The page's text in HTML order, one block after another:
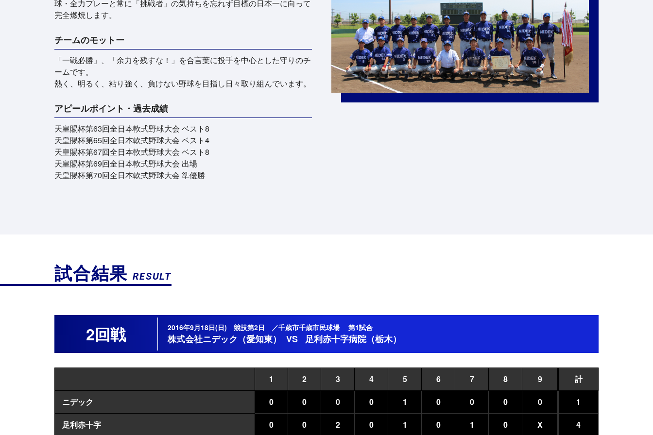
球・全力プレーと常に「挑戦者」の気持ちを忘れず目標の日本一に向って
完全燃焼します。
チームのモットー
「一戦必勝」、「余力を残すな！」を合言葉に投手を中心とした守りのチ
ームです。
熱く、明るく、粘り強く、負けない野球を目指し日々取り組んでいます。
アピールポイント・過去成績
天皇賜杯第63回全日本軟式野球大会 ベスト8
天皇賜杯第65回全日本軟式野球大会 ベスト4
天皇賜杯第67回全日本軟式野球大会 ベスト8
天皇賜杯第69回全日本軟式野球大会 出場
天皇賜杯第70回全日本軟式野球大会 準優勝
試合結果 RESULT
2回戦 2016年9月18日(日) 競技第2日 ／千歳市千歳市民球場 第1試合
株式会社ニデック（愛知東） VS 足利赤十字病院（栃木）
1 2 3 4 5 6 7 8 9 計
ニデック 0 0 0 0 1 0 0 0 0 1
足利赤十字 0 0 2 0 1 0 1 0 X 4